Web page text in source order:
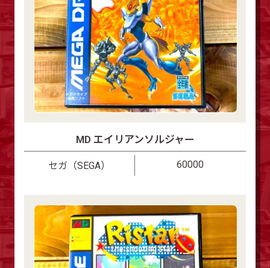
MD エイリアンソルジャー
セガ（SEGA） 60000